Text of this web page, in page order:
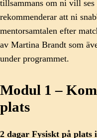
tillsammans om ni vill
rekommenderar att ni
mentorsamtalen efter
av Martina Brandt som
under programmet.
Modul 1 –
plats
2 dagar Fysiskt på plats